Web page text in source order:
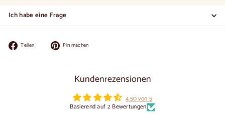
Ich habe eine Frage
Teilen
Facebook
Pin machen
Kundenrezensionen
4.50 von 5
Basierend auf 2 Bewertungen